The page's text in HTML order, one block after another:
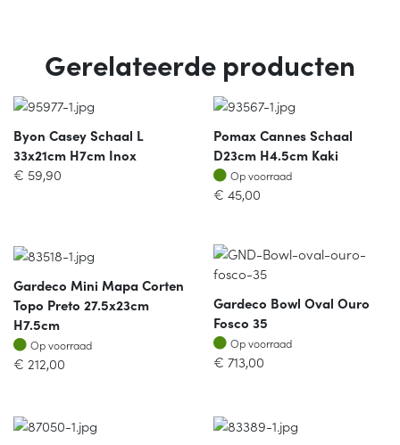
Gerelateerde producten
Byon Casey Schaal L
33x21cm H7cm Inox
€ 59,90
Pomax Cannes Schaal
D23cm H4.5cm Kaki
Op voorraad
Op voorraad
€ 45,00
Gardeco Mini Mapa Corten
Topo Preto 27.5x23cm
H7.5cm
Op voorraad
Op voorraad
€ 212,00
Gardeco Bowl Oval Ouro
Fosco 35
Op voorraad
Op voorraad
€ 713,00